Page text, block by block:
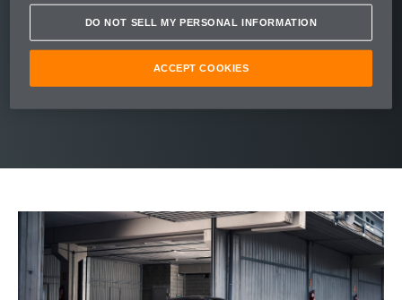
率，峰值扭矩高达 800 牛米（590 英尺磅），
带来令人血脉偾张的驾驶体验。四出全钛合金
排气系统奏响澎湃声浪，相比传统钢制结构，
钛合金系统可减重 40%。
DO NOT SELL MY PERSONAL INFORMATION
ACCEPT COOKIES